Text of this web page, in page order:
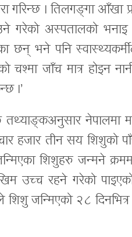
गरिन्छ । तिलगङ्गा आँखा
अस्पतालको भनाइ
छन् भने पनि
जाँच मात्र होइन
।’
नेपालमा
तीन सय शिशुको
शिशुहरु जन्मने
उच्च रहने गरेको
जन्मिएको २८ दिनभित्र